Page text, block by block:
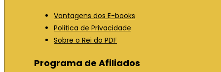
Vantagens dos E-books
Politica de Privacidade
Sobre o Rei do PDF
Programa de Afiliados